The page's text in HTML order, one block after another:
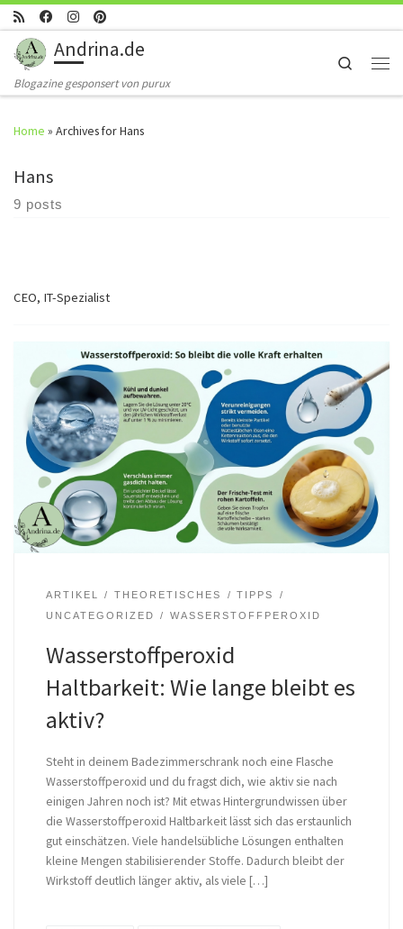
Skip to content
Andrina.de
Blogazine gesponsert von purux
Search
Home » Archives for Hans
Hans
9 posts
CEO, IT-Spezialist
ARTIKEL THEORETISCHES
TIPPS
UNCATEGORIZED
WASSERSTOFFPEROXID
Wasserstoffperoxid
Haltbarkeit: Wie lange bleibt es
aktiv?
Steht in deinem Badezimmerschrank noch eine Flasche
Wasserstoffperoxid und du fragst dich, wie aktiv sie nach
einigen Jahren noch ist? Mit etwas Hintergrundwissen über
die Wasserstoffperoxid Haltbarkeit lässt sich das erstaunlich
gut einschätzen. Viele handelsübliche Lösungen enthalten
kleine Mengen stabilisierender Stoffe. Dadurch bleibt der
Wirkstoff deutlich länger aktiv, als viele […]